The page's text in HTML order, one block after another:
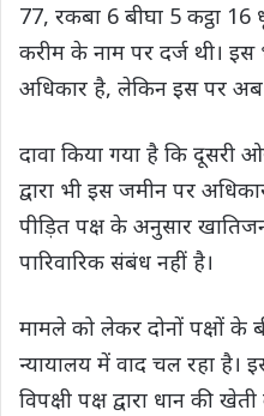
77, रकबा 6 बीघा 5 कट्ठा
करीम के नाम पर दर्ज थी। इस
अधिकार है, लेकिन इस पर अब
दावा किया गया है कि
द्वारा भी इस जमीन पर
पीड़ित पक्ष के अनुसार
पारिवारिक संबंध नहीं है।
मामले को लेकर दोनों पक्षों के
न्यायालय में वाद चल रहा
विपक्षी पक्ष द्वारा धान की